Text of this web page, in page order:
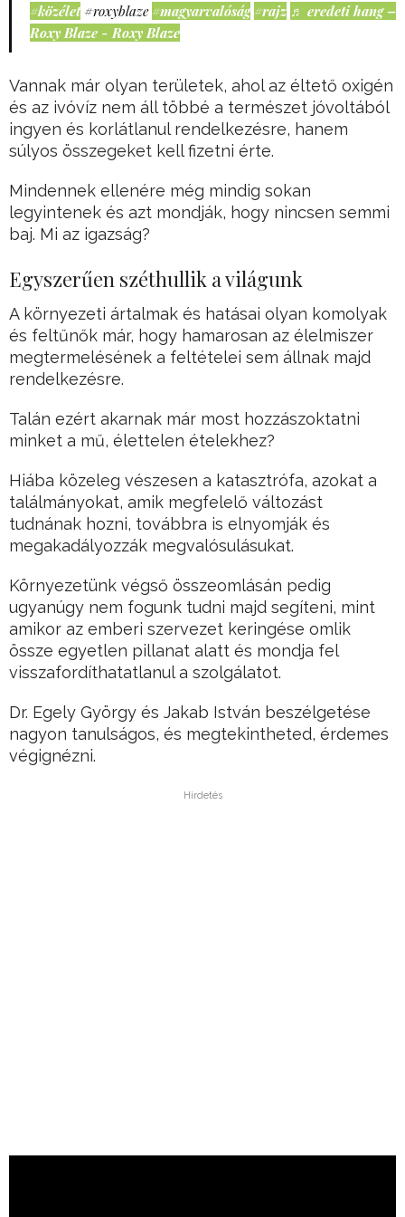
#közélet #roxyblaze #magyarvalóság #rajz ♬ eredeti hang –
Roxy Blaze - Roxy Blaze
Vannak már olyan területek, ahol az éltető oxigén
és az ivóvíz nem áll többé a természet jóvoltából
ingyen és korlátlanul rendelkezésre, hanem
súlyos összegeket kell fizetni érte.
Mindennek ellenére még mindig sokan
legyintenek és azt mondják, hogy nincsen semmi
baj. Mi az igazság?
Egyszerűen széthullik a világunk
A környezeti ártalmak és hatásai olyan komolyak
és feltűnők már, hogy hamarosan az élelmiszer
megtermelésének a feltételei sem állnak majd
rendelkezésre.
Talán ezért akarnak már most hozzászoktatni
minket a mű, élettelen ételekhez?
Hiába közeleg vészesen a katasztrófa, azokat a
találmányokat, amik megfelelő változást
tudnának hozni, továbbra is elnyomják és
megakadályozzák megvalósulásukat.
Környezetünk végső összeomlásán pedig
ugyanúgy nem fogunk tudni majd segíteni, mint
amikor az emberi szervezet keringése omlik
össze egyetlen pillanat alatt és mondja fel
visszafordíthatatlanul a szolgálatot.
Dr. Egely György és Jakab István beszélgetése
nagyon tanulságos, és megtekintheted, érdemes
végignézni.
Hirdetés